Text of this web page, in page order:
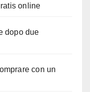
online
dopo due
con un